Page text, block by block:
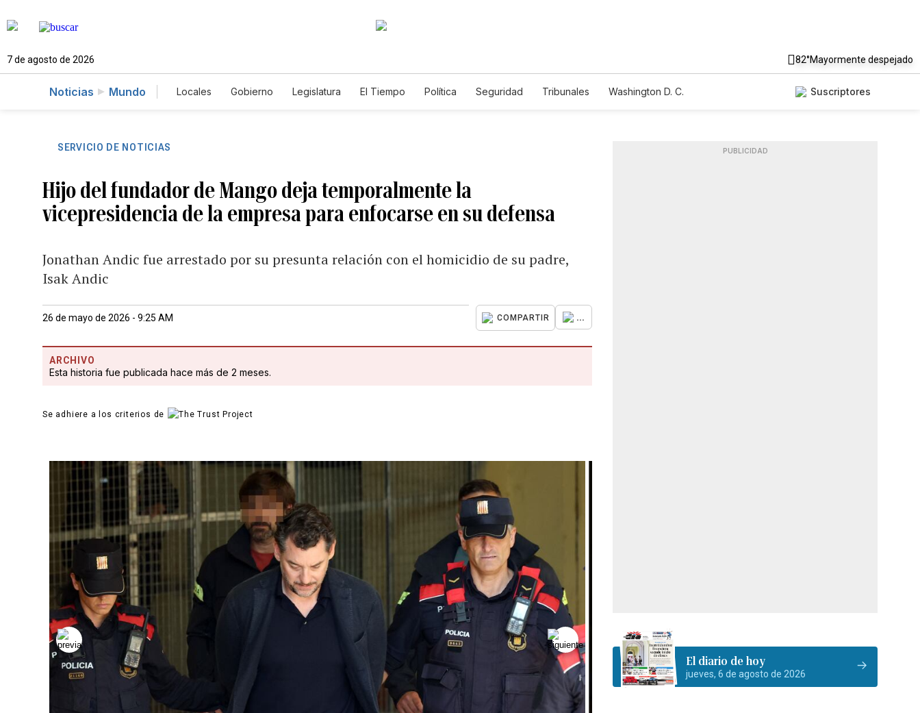
7 de agosto de 2026 82°Mayormente despejado
Noticias Mundo Locales Gobierno Legislatura El Tiempo Política Seguridad Tribunales
Washington D. C.
Suscriptores
SERVICIO DE NOTICIAS
Hijo del fundador de Mango deja temporalmente la
vicepresidencia de la empresa para enfocarse en su defensa
Jonathan Andic fue arrestado por su presunta relación con el homicidio de su padre,
Isak Andic
26 de mayo de 2026 - 9:25 AM COMPARTIR ...
ARCHIVO
Esta historia fue publicada hace más de 2 meses.
Se adhiere a los criterios de
PUBLICIDAD
El diario de hoy
jueves, 6 de agosto de 2026